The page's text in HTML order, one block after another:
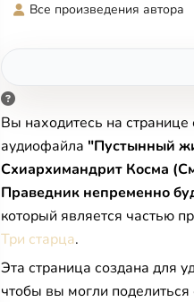
Все произведения автора
Вы находитесь на странице
аудиофайла "Пустынный
Схиархимандрит Косма
Праведник непременно
который является частью
Три старца.
Эта страница создана для
чтобы вы могли поделиться